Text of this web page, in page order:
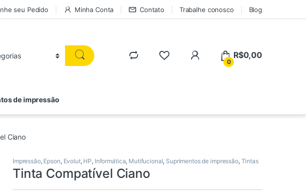
seu Pedido Minha Conta Contato Trabalhe conosco Blog
0
R$0,00
de impressão
Ciano
Impressão, Epson, Evolut, HP, Informática, Mutifucional, Suprimentos de impressão, Tintas
Tinta Compatível Ciano